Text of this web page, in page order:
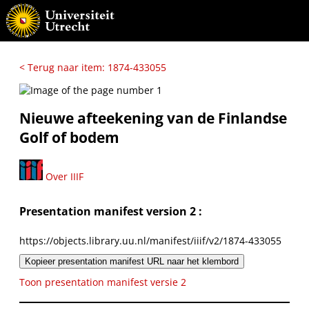
< Terug naar item: 1874-433055
Nieuwe afteekening van de Finlandse
Golf of bodem
Over IIIF
Presentation manifest version 2 :
https://objects.library.uu.nl/manifest/iiif/v2/1874-433055
Kopieer presentation manifest URL naar het klembord
Toon presentation manifest versie 2